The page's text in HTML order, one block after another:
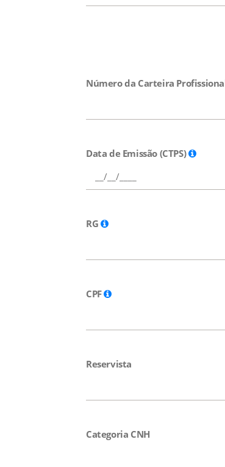
Número da Carteira
Data de Emissão (CTPS)
RG
CPF
Reservista
Categoria CNH